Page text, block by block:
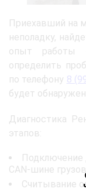
Приехавший на
неполадку,
опыт работы
определить
по телефону 8
будет
Диагностика
этапов:
Подключение
CAN-шине
Считывание